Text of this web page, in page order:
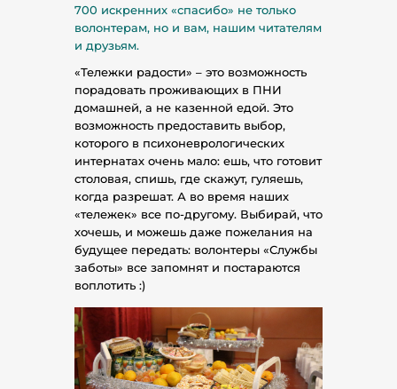
700 искренних «спасибо» не только
волонтерам, но и вам, нашим читателям
и друзьям.
«Тележки радости» – это возможность
порадовать проживающих в ПНИ
домашней, а не казенной едой. Это
возможность предоставить выбор,
которого в психоневрологических
интернатах очень мало: ешь, что готовит
столовая, спишь, где скажут, гуляешь,
когда разрешат. А во время наших
«тележек» все по-другому. Выбирай, что
хочешь, и можешь даже пожелания на
будущее передать: волонтеры «Службы
заботы» все запомнят и постараются
воплотить :)